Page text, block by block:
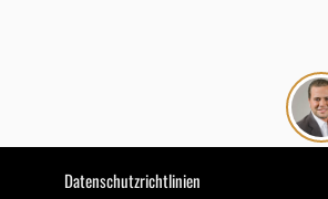
Datenschutzrichtlinien